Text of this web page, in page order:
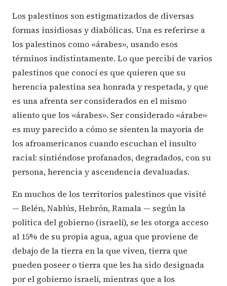
Los palestinos son estigmatizados de diversas
formas insidiosas y diabólicas. Una es referirse a
los palestinos como «árabes», usando esos
términos indistintamente. Lo que percibí de varios
palestinos que conocí es que quieren que su
herencia palestina sea honrada y respetada, y que
es una afrenta ser considerados en el mismo
aliento que los «árabes». Ser considerado «árabe»
es muy parecido a cómo se sienten la mayoría de
los afroamericanos cuando escuchan el insulto
racial: sintiéndose profanados, degradados, con su
persona, herencia y ascendencia devaluadas.
En muchos de los territorios palestinos que visité
— Belén, Nablús, Hebrón, Ramala — según la
política del gobierno (israelí), se les otorga acceso
al 15% de su propia agua, agua que proviene de
debajo de la tierra en la que viven, tierra que
pueden poseer o tierra que les ha sido designada
por el gobierno israelí, mientras que a los